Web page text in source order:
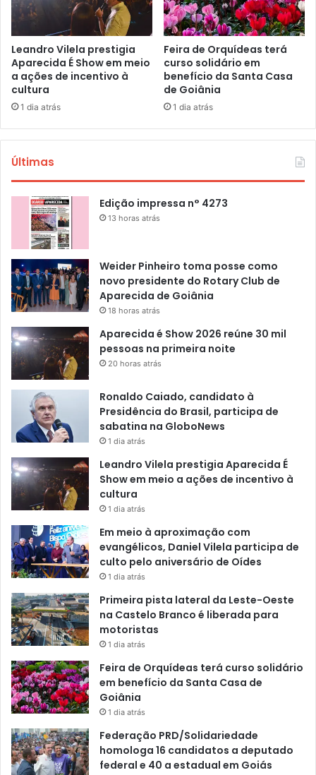
Leandro Vilela prestigia
Aparecida É Show em meio
a ações de incentivo à
cultura
1 dia atrás
Feira de Orquídeas terá
curso solidário em
benefício da Santa Casa
de Goiânia
1 dia atrás
Últimas
Edição impressa n° 4273
13 horas atrás
Weider Pinheiro toma posse como
novo presidente do Rotary Club de
Aparecida de Goiânia
18 horas atrás
Aparecida é Show 2026 reúne 30 mil
pessoas na primeira noite
20 horas atrás
Ronaldo Caiado, candidato à
Presidência do Brasil, participa de
sabatina na GloboNews
1 dia atrás
Leandro Vilela prestigia Aparecida É
Show em meio a ações de incentivo à
cultura
1 dia atrás
Em meio à aproximação com
evangélicos, Daniel Vilela participa de
culto pelo aniversário de Oídes
1 dia atrás
Primeira pista lateral da Leste-Oeste
na Castelo Branco é liberada para
motoristas
1 dia atrás
Feira de Orquídeas terá curso solidário
em benefício da Santa Casa de
Goiânia
1 dia atrás
Federação PRD/Solidariedade
homologa 16 candidatos a deputado
federal e 40 a estadual em Goiás